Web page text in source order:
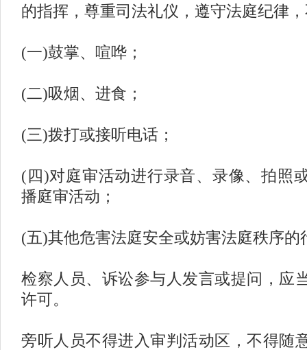
的指挥，尊重司法礼仪，遵守法庭纪律
(一)鼓掌、喧哗；
(二)吸烟、进食；
(三)拨打或接听电话；
(四)对庭审活动进行录音、录像、拍照
播庭审活动；
(五)其他危害法庭安全或妨害法庭秩序的
检察人员、诉讼参与人发言或提问，应
许可。
旁听人员不得进入审判活动区，不得随